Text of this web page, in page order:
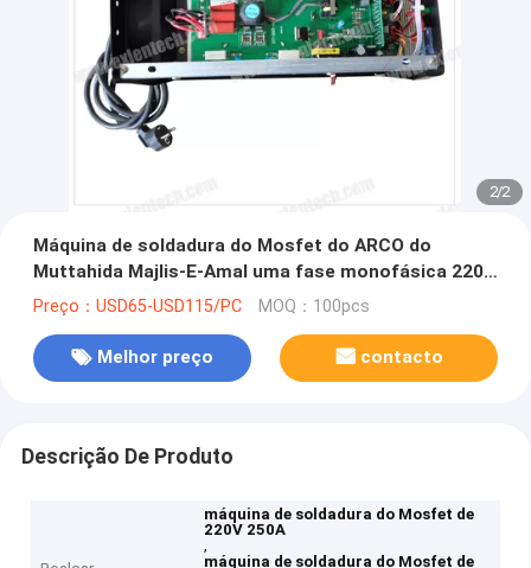
2/2
Máquina de soldadura do Mosfet do ARCO do
Muttahida Majlis-E-Amal uma fase monofásica 220V
de 250 ampères para 4.0mm Rod
Preço：USD65-USD115/PC MOQ：100pcs
Melhor preço contacto
Descrição De Produto
máquina de soldadura do Mosfet de
220V 250A
,
máquina de soldadura do Mosfet de